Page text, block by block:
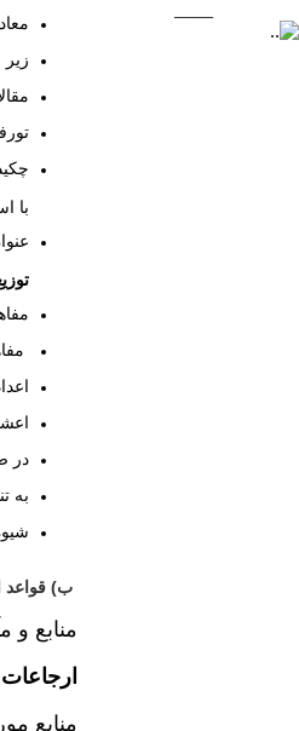
زیر
با
اعداد
در
به
ب) قواعد
منابع
منابع